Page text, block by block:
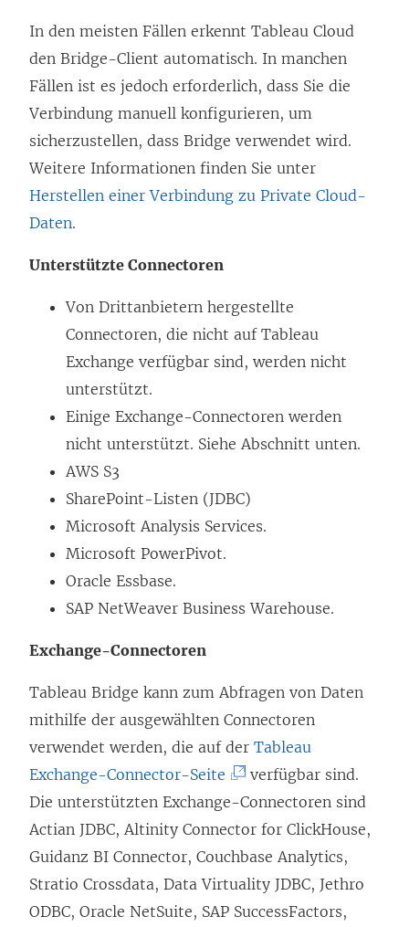
r
g
e
ö
f
f
n
u
e
m
F
e
n
s
r
g
e
ö
f
f
n
t
)
In den meisten Fällen erkennt Tableau Cloud
den Bridge-Client automatisch. In manchen
Fällen ist es jedoch erforderlich, dass Sie die
Verbindung manuell konfigurieren, um
sicherzustellen, dass Bridge verwendet wird.
Weitere Informationen finden Sie unter
Herstellen einer Verbindung zu Private Cloud-
Daten.
Unterstützte Connectoren
Von Drittanbietern hergestellte
Connectoren, die nicht auf Tableau
Exchange verfügbar sind, werden nicht
unterstützt.
Einige Exchange-Connectoren werden
nicht unterstützt. Siehe Abschnitt unten.
AWS S3
SharePoint-Listen (JDBC)
Microsoft Analysis Services.
Microsoft PowerPivot.
Oracle Essbase.
SAP NetWeaver Business Warehouse.
Exchange-Connectoren
Tableau Bridge kann zum Abfragen von Daten
mithilfe der ausgewählten Connectoren
verwendet werden, die auf der Tableau
Exchange-Connector-Seite
L
i
n
k
w
verfügbar sind.
Die unterstützten Exchange-Connectoren sind
Actian JDBC, Altinity Connector for ClickHouse,
Guidanz BI Connector, Couchbase Analytics,
Stratio Crossdata, Data Virtuality JDBC, Jethro
ODBC, Oracle NetSuite, SAP SuccessFactors,